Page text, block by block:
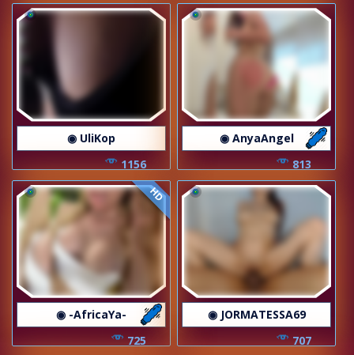
◉ UliKop
1156
◉ AnyaAngel
813
HD
◉ -AfricaYa-
725
◉ JORMATESSA69
707